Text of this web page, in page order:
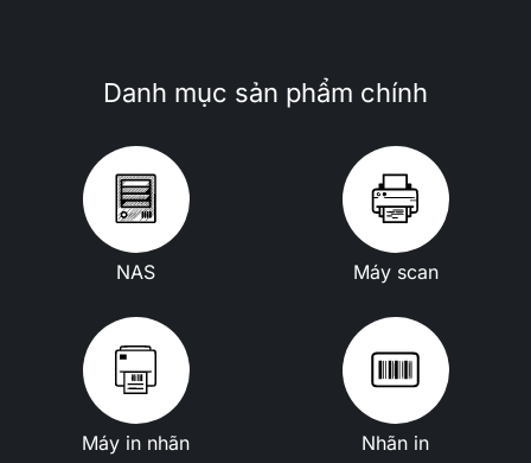
Danh mục sản phẩm chính
NAS Máy scan
Máy in nhãn Nhãn in